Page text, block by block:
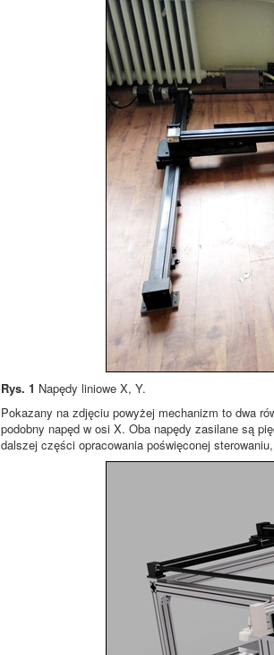
Rys. 1 Napędy liniowe X, Y.
Pokazany na zdjęciu powyżej mechanizm to dwa
podobny napęd w osi X. Oba napędy zasilane są
dalszej części opracowania poświęconej